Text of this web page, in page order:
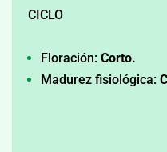
CICLO
Floración:Corto.
Madurez fisiológica: